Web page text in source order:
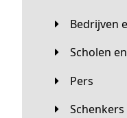
Bedrijven
Scholen
Pers
Schenkers